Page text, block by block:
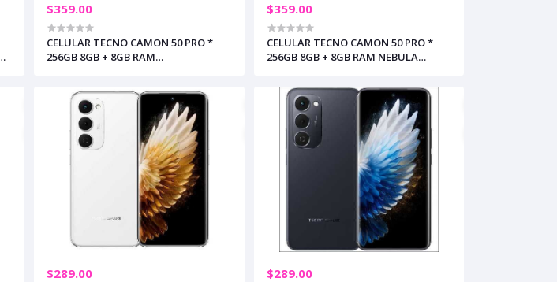
$359.00
CELULAR TECNO CAMON 50 PRO *
256GB 8GB + 8GB RAM
$359.00
CELULAR TECNO CAMON 50 PRO *
256GB 8GB + 8GB RAM NEBULA
$289.00 $289.00